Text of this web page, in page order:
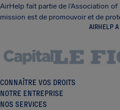
AirHelp fait partie de l’Association
mission est de promouvoir et de
AIRHELP
CONNAÎTRE VOS DROITS
NOTRE ENTREPRISE
NOS SERVICES